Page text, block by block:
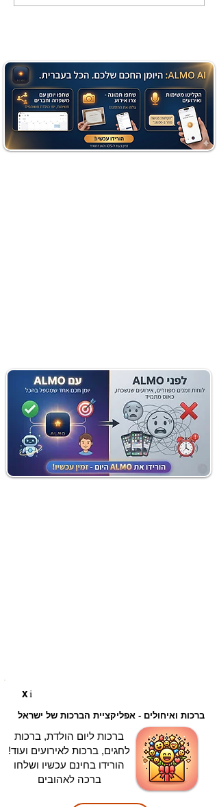
שוקולד בחושה וקלה - זיוה
Xi
ברכות ואיחולים - אפליקציית הברכות של ישראל
ברכות ליום הולדת, ברכות
לחגים, ברכות לאירועים ועוד!
הורידו בחינם עכשיו ושלחו
ברכה לאהובים